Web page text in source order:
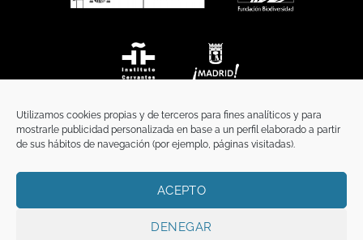
Utilizamos cookies propias y de terceros para fines analíticos y para
mostrarle publicidad personalizada en base a un perfil elaborado a partir
de sus hábitos de navegación (por ejemplo, páginas visitadas).
ACEPTO
DENEGAR
TÉRMINOS Y CONDICIONES